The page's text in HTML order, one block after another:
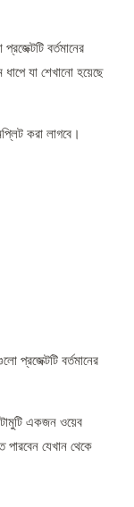
বর্তমানের
যা শেখানো হয়েছে
করা লাগবে।
প্রজেক্টটি বর্তমানের
একজন ওয়েব
যেখান থেকে